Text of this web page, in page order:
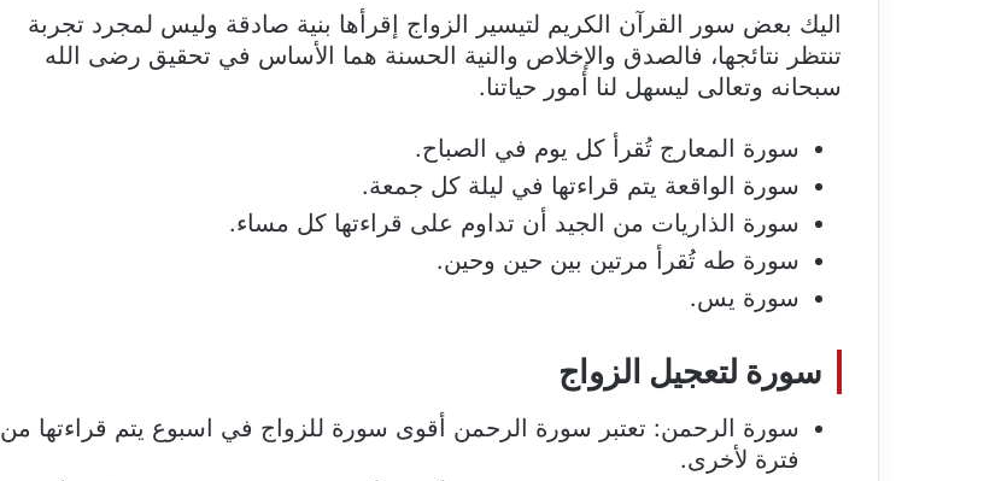
اليك بعض سور القرآن الكريم لتيسير الزواج إقرأها بنية صادقة وليس لمجرد تجربة
تنتظر نتائجها، فالصدق والإخلاص والنية الحسنة هما الأساس في تحقيق رضى الله
سبحانه وتعالى ليسهل لنا أمور حياتنا.
سورة المعارج تُقرأ كل يوم في الصباح.
سورة الواقعة يتم قراءتها في ليلة كل جمعة.
سورة الذاريات من الجيد أن تداوم على قراءتها كل مساء.
سورة طه تُقرأ مرتين بين حين وحين.
سورة يس.
سورة لتعجيل الزواج
سورة الرحمن: تعتبر سورة الرحمن أقوى سورة للزواج في اسبوع يتم قراءتها من
فترة لأخرى.